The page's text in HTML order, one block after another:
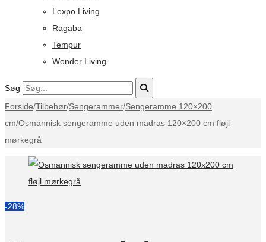
Lexpo Living
Ragaba
Tempur
Wonder Living
Søg
Forside/Tilbehør/Sengerammer/Sengeramme 120×200
cm/Osmannisk sengeramme uden madras 120×200 cm fløjl
mørkegrå
-28%